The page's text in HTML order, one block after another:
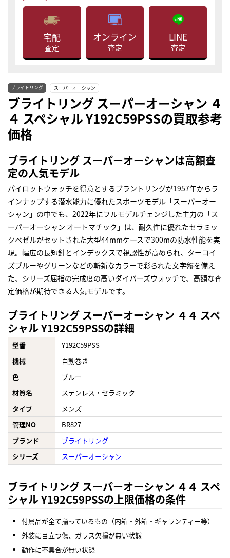
宅配
査定
オンライン
査定
LINE
査定
ブライトリング スーパーオーシャン
ブライトリング スーパーオーシャン ４
４ スペシャル Y192C59PSSの買取参考
価格
ブライトリング スーパーオーシャンは高額査
定の人気モデル
パイロットウォッチを得意とするブラントリングが1957年からラ
インナップする潜水能力に優れたスポーツモデル「スーパーオー
シャン」の中でも、2022年にフルモデルチェンジした主力の「ス
ーパーオーシャン オートマチック」は、耐久性に優れたセラミッ
クベゼルがセットされた大型44mmケースで300mの防水性能を実
現。幅広の長短針とインデックスで視認性が高められ、ターコイ
ズブルーやグリーンなどの斬新なカラーで彩られた文字盤を備え
た、シリーズ屈指の完成度の高いダイバーズウォッチで、高額な査
定価格が期待できる人気モデルです。
ブライトリング スーパーオーシャン ４４ スペ
シャル Y192C59PSSの詳細
型番
Y192C59PSS
機械
自動巻き
色
ブルー
材質名
ステンレス・セラミック
タイプ
メンズ
管理NO
BR827
ブランド
ブライトリング
シリーズ
スーパーオーシャン
ブライトリング スーパーオーシャン ４４ スペ
シャル Y192C59PSSの上限価格の条件
付属品が全て揃っているもの（内箱・外箱・ギャランティー等）
外装に目立つ傷、ガラス欠損が無い状態
動作に不具合が無い状態